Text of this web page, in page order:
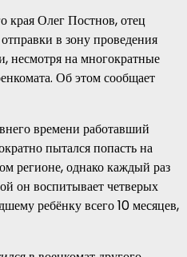
края Олег Постнов, отец
в зону проведения
несмотря на многократные
Об этом сообщает
времени работавший
пытался попасть на
регионе, однако каждый раз
он воспитывает четверых
ребёнку всего 10 месяцев,